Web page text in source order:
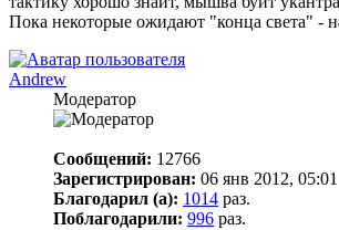
Пока некоторые ожидают "конца света" -
Andrew
Модератор
Сообщений: 12766
Зарегистрирован: 06 янв 2012, 05:01
Благодарил (а): 1014 раз.
Поблагодарили: 996 раз.